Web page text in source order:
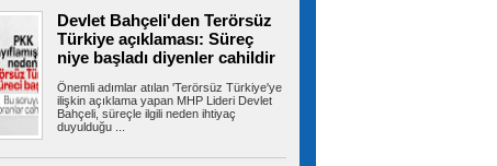
İstanbul- İzmir Otoyolu Orhangazi Tüneli'nde
TIR'ın kamyona arkadan çarptığı...
Ümraniye Belediyesi'nden
gençlere yönelik projeler
ÜMRANİYE Belediyesi, gençlerin üniversite
hayallerini gerçeğe dönüştürmek ve...
Devlet Bahçeli'den Terörsüz
Türkiye açıklaması: Süreç
niye başladı diyenler cahildir
Önemli adımlar atılan 'Terörsüz Türkiye'ye
ilişkin açıklama yapan MHP Lideri Devlet
Bahçeli, süreçle ilgili neden ihtiyaç
duyulduğu ...